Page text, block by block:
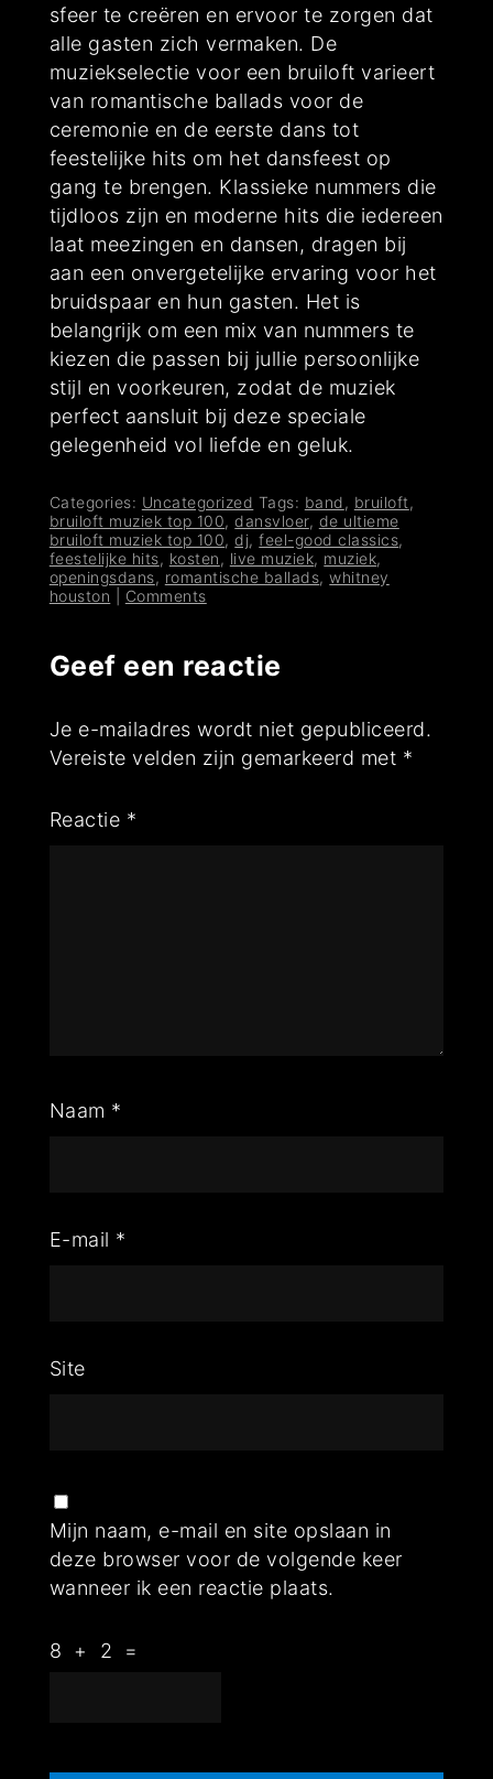
sfeer te creëren en ervoor te zorgen dat
alle gasten zich vermaken. De
muziekselectie voor een bruiloft varieert
van romantische ballads voor de
ceremonie en de eerste dans tot
feestelijke hits om het dansfeest op
gang te brengen. Klassieke nummers die
tijdloos zijn en moderne hits die iedereen
laat meezingen en dansen, dragen bij
aan een onvergetelijke ervaring voor het
bruidspaar en hun gasten. Het is
belangrijk om een mix van nummers te
kiezen die passen bij jullie persoonlijke
stijl en voorkeuren, zodat de muziek
perfect aansluit bij deze speciale
gelegenheid vol liefde en geluk.
Categories: Uncategorized Tags: band , bruiloft ,
bruiloft muziek top 100,dansvloer, de ultieme
bruiloft muziek top 100,dj,feel-good classics,
feestelijke hits, kosten , live muziek, muziek,
openingsdans, romantische ballads,whitney
houston
Comments
Geef een reactie
Je e-mailadres wordt niet gepubliceerd.
Vereiste velden zijn gemarkeerd met *
Reactie *
Naam *
E-mail *
Site
Mijn naam, e-mail en site opslaan in
deze browser voor de volgende keer
wanneer ik een reactie plaats.
8 + 2 =